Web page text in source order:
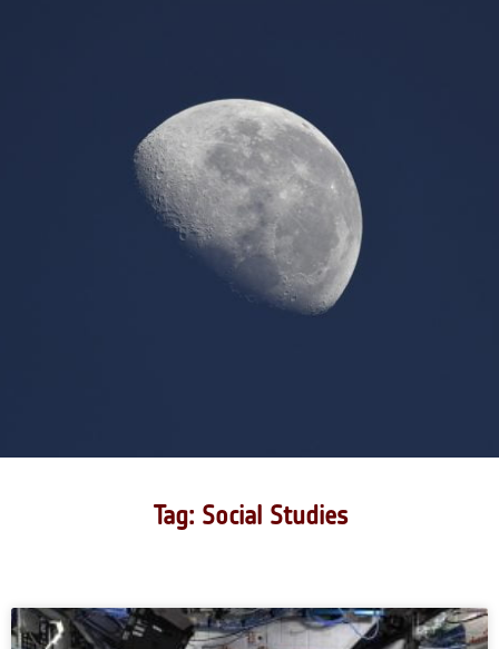
Tag: Social Studies